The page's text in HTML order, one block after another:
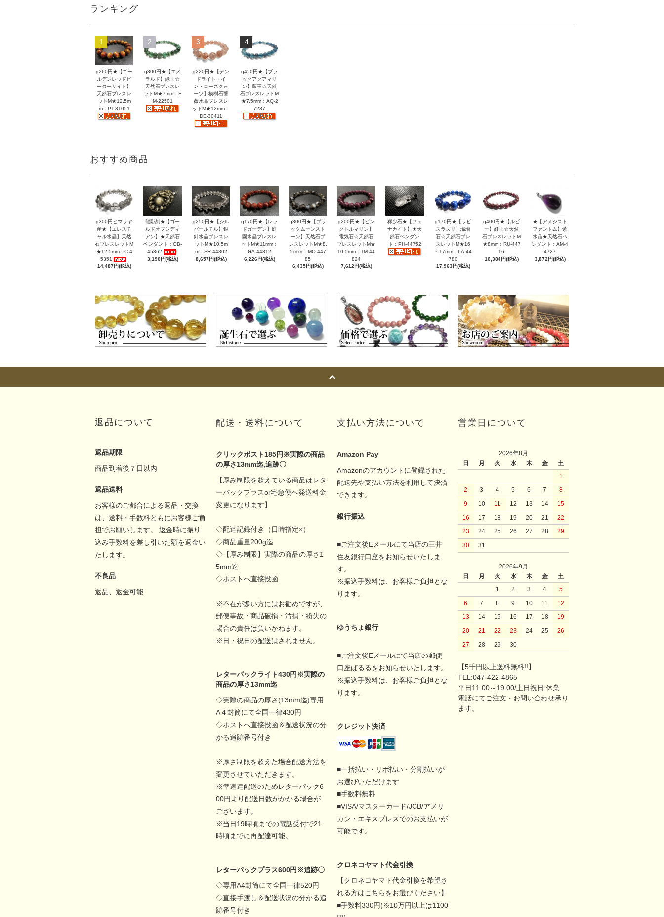
ランキング
1
g260円★【ゴー
ルデンレッドピ
ーターサイト】
天然石ブレスレ
ットM★12.5m
m：PT-31051
2
g800円★【エメ
ラルド】緑玉☆
天然石ブレスレ
ットM★7mm：E
M-22501
3
g220円★【デン
ドライト・イ
ン・ローズクォ
ーツ】模樹石薔
薇水晶ブレスレ
ットM★12mm：
DE-30411
4
g420円★【ブラ
ックアクアマリ
ン】藍玉☆天然
石ブレスレットM
★7.5mm：AQ-2
7287
おすすめ商品
g300円ヒマラヤ
産★【エレスチ
ャル水晶】天然
石ブレスレットM
★12.5mm：C-4
5351
14,487円(税込)
龍彫刻★【ゴー
ルドオブシディ
アン】★天然石
ペンダント：OB-
45362
3,190円(税込)
g250円★【シル
バールチル】銀
針水晶ブレスレ
ットM★10.5m
m：SR-44802
8,657円(税込)
g170円★【レッ
ドガーデン】庭
園水晶ブレスレ
ットM★11mm：
GA-44812
6,226円(税込)
g300円★【ブラ
ックムーンスト
ーン】天然石ブ
レスレットM★8.
5ｍｍ：MO-447
85
6,435円(税込)
g200円★【ピン
クトルマリン】
電気石☆天然石
ブレスレットM★
10.5mm：TM-44
824
7,612円(税込)
稀少石★【フェ
ナカイト】★天
然石ペンダン
ト：PH-44752
g170円★【ラピ
スラズリ】瑠璃
石☆天然石ブレ
スレットM★16
～17mm：LA-44
780
17,963円(税込)
g400円★【ルビ
ー】紅玉☆天然
石ブレスレットM
★8mm：RU-447
16
10,384円(税込)
★【アメジスト
ファントム】紫
水晶★天然石ペ
ンダント：AM-4
4727
3,872円(税込)
返品について
返品期限
商品到着後７日以内
返品送料
お客様のご都合による返品・交換
は、送料・手数料ともにお客様ご負
担でお願いします。 返金時に振り
込み手数料を差し引いた額を返金い
たします。
不良品
返品、返金可能
配送・送料について
クリックポスト185円※実際の商品
の厚さ13mm迄,追跡〇
【厚み制限を超えている商品はレタ
ーパックプラスor宅急便へ発送料金
変更になります】
◇配達記録付き（日時指定×）
◇商品重量200g迄
◇【厚み制限】実際の商品の厚さ1
5mm迄
◇ポストへ直接投函
※不在が多い方にはお勧めですが、
郵便事故・商品破損・汚損・紛失の
場合の責任は負いかねます。
※日・祝日の配送はされません。
レターパックライト430円※実際の
商品の厚さ13mm迄
◇実際の商品の厚さ(13mm迄)専用
A４封筒にて全国一律430円
◇ポストへ直接投函＆配送状況の分
かる追跡番号付き
※厚さ制限を超えた場合配送方法を
変更させていただきます。
※準速達配送のためレターパック6
00円より配送日数がかかる場合が
ございます。
※当日19時頃までの電話受付で21
時頃までに再配達可能。
レターパックプラス600円※追跡〇
◇専用A4封筒にて全国一律520円
◇直接手渡し＆配送状況の分かる追
跡番号付き
支払い方法について
Amazon Pay
Amazonのアカウントに登録された
配送先や支払い方法を利用して決済
できます。
銀行振込
■ご注文後Eメールにて当店の三井
住友銀行口座をお知らせいたしま
す。
※振込手数料は、お客様ご負担とな
ります。
ゆうちょ銀行
■ご注文後Eメールにて当店の郵便
口座ぱるるをお知らせいたします。
※振込手数料は、お客様ご負担とな
ります。
クレジット決済
■一括払い・リボ払い・分割払いが
お選びいただけます
■手数料無料
■VISA/マスターカード/JCB/アメリ
カン・エキスプレスでのお支払いが
可能です。
クロネコヤマト代金引換
【クロネコヤマト代金引換を希望さ
れる方はこちらをお選びください】
■手数料330円(※10万円以上は1100
営業日について
2026年8月
日
月 火 水 木 金
土
1
2
3 4 5 6 7
8
9
10 11 12 13 14
15
16
17 18 19 20 21
22
23
24 25 26 27 28
29
30
31
2026年9月
日
月 火 水 木 金
土
1
2 3 4
5
6
7 8 9 10 11
12
13
14 15 16 17 18
19
20
21 22 23 24 25
26
27
28 29 30
【5千円以上送料無料!!】
TEL:047-422-4865
平日11:00～19:00/土日祝日:休業
電話にてご注文・お問い合わせ承り
ます。